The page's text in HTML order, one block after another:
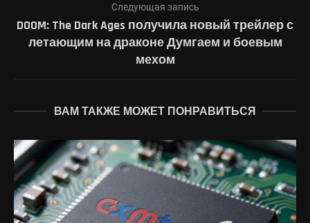
Следующая запись
DOOM: The Dark Ages получила новый трейлер с
летающим на драконе Думгаем и боевым
мехом
ВАМ ТАКЖЕ МОЖЕТ ПОНРАВИТЬСЯ